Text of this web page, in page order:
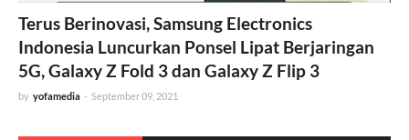
Terus Berinovasi, Samsung Electronics
Indonesia Luncurkan Ponsel Lipat Berjaringan
5G, Galaxy Z Fold 3 dan Galaxy Z Flip 3
by yofamedia - September 09, 2021